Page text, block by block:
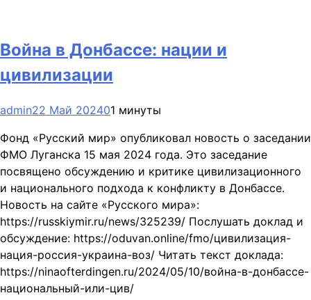
Война в Донбассе: нации и
цивилизации
admin22 Май 202401 минуты
Фонд «Русский мир» опубликовал новость о заседании
ФМО Луганска 15 мая 2024 года. Это заседание
посвящено обсуждению и критике цивилизационного
и национального подхода к конфликту в Донбассе.
Новость на сайте «Русского мира»:
https://russkiymir.ru/news/325239/ Послушать доклад и
обсуждение: https://oduvan.online/fmo/цивилизация-
нация-россия-украина-воз/ Читать текст доклада:
https://ninaofterdingen.ru/2024/05/10/война-в-донбассе-
национальный-или-цив/